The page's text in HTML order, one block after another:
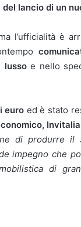
lancio di un
l’ufficialità è
lussoe nello
euro ed è stato
di produrre il
impegno che
di